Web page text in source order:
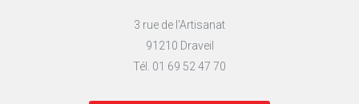
3 rue de l'Artisanat
91210 Draveil
Tél. 01 69 52 47 70